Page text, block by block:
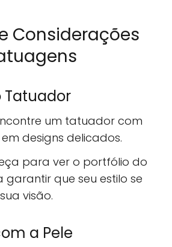
Considerações
Tatuador
um tatuador com
designs delicados.
para ver o portfólio do
que seu estilo se
visão.
a Pele